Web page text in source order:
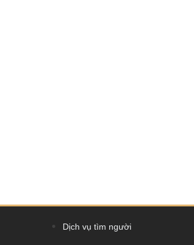
Dịch vụ tìm người